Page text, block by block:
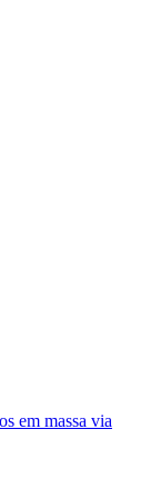
em massa via